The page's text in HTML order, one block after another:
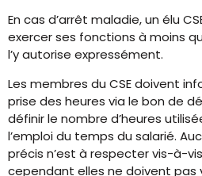
En cas d’arrêt maladie, un élu
exercer ses fonctions à moins
l’y autorise expressément.
Les membres du CSE doivent
prise des heures via le bon de
définir le nombre d’heures
l’emploi du temps du salarié.
précis n’est à respecter vis-à-
cependant elles ne doivent pas